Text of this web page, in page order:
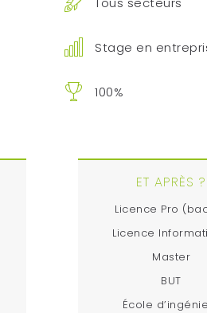
Stage en
100%
ET APRÈS ?
Licence Pro
Licence
Master
BUT
École